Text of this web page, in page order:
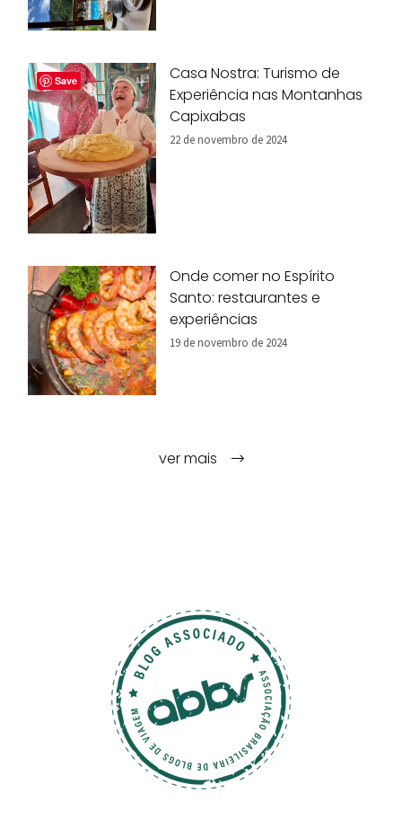
Casa Nostra: Turismo de
Experiência nas Montanhas
Capixabas
22 de novembro de 2024
Onde comer no Espírito
Santo: restaurantes e
experiências
19 de novembro de 2024
ver mais
Save